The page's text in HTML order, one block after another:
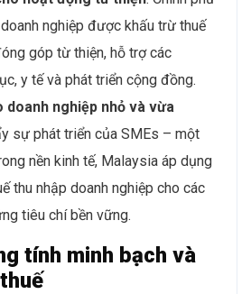
nghiệp được khấu trừ thuế
góp từ thiện, hỗ trợ các
y tế và phát triển cộng đồng.
doanh nghiệp nhỏ và vừa
sự phát triển của SMEs – một
nền kinh tế, Malaysia áp dụng
thu nhập doanh nghiệp cho các
tiêu chí bền vững.
tính minh bạch và